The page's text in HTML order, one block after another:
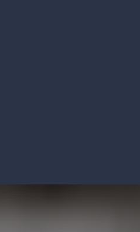
o nic ochuzeni. Při znalosti